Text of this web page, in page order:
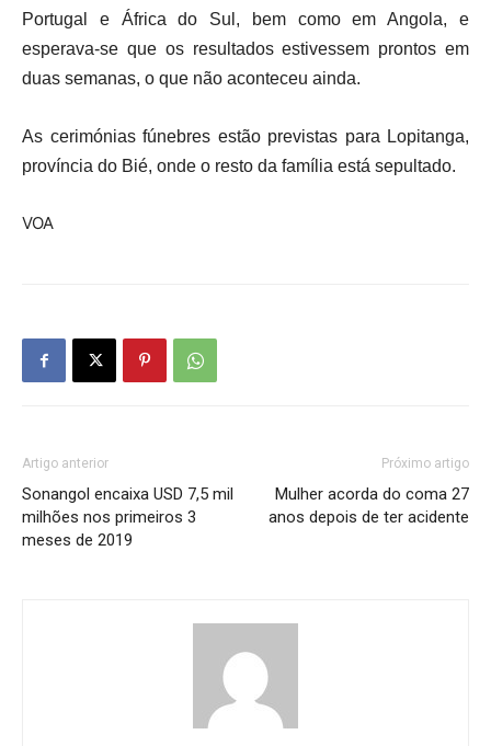
Portugal e África do Sul, bem como em Angola, e
esperava-se que os resultados estivessem prontos em
duas semanas, o que não aconteceu ainda.
As cerimónias fúnebres estão previstas para Lopitanga,
província do Bié, onde o resto da família está sepultado.
VOA
Artigo anterior
Sonangol encaixa USD 7,5 mil
milhões nos primeiros 3
meses de 2019
Próximo artigo
Mulher acorda do coma 27
anos depois de ter acidente